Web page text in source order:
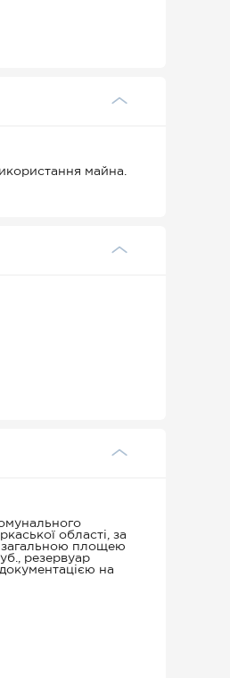
майна.
області, за
загальною площею
резервуар
на